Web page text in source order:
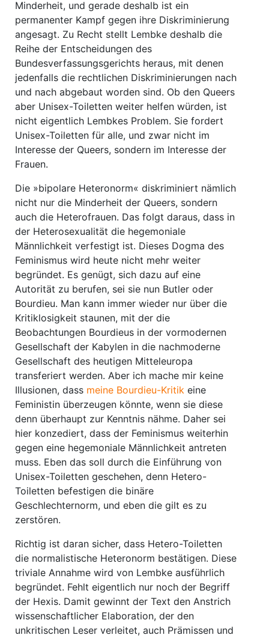
Minderheit, und gerade deshalb ist ein
permanenter Kampf gegen ihre Diskriminierung
angesagt. Zu Recht stellt Lembke deshalb die
Reihe der Entscheidungen des
Bundesverfassungsgerichts heraus, mit denen
jedenfalls die rechtlichen Diskriminierungen nach
und nach abgebaut worden sind. Ob den Queers
aber Unisex-Toiletten weiter helfen würden, ist
nicht eigentlich Lembkes Problem. Sie fordert
Unisex-Toiletten für alle, und zwar nicht im
Interesse der Queers, sondern im Interesse der
Frauen.
Die »bipolare Heteronorm« diskriminiert nämlich
nicht nur die Minderheit der Queers, sondern
auch die Heterofrauen. Das folgt daraus, dass in
der Heterosexualität die hegemoniale
Männlichkeit verfestigt ist. Dieses Dogma des
Feminismus wird heute nicht mehr weiter
begründet. Es genügt, sich dazu auf eine
Autorität zu berufen, sei sie nun Butler oder
Bourdieu. Man kann immer wieder nur über die
Kritiklosigkeit staunen, mit der die
Beobachtungen Bourdieus in der vormodernen
Gesellschaft der Kabylen in die nachmoderne
Gesellschaft des heutigen Mitteleuropa
transferiert werden. Aber ich mache mir keine
Illusionen, dass meine Bourdieu-Kritik eine
Feministin überzeugen könnte, wenn sie diese
denn überhaupt zur Kenntnis nähme. Daher sei
hier konzediert, dass der Feminismus weiterhin
gegen eine hegemoniale Männlichkeit antreten
muss. Eben das soll durch die Einführung von
Unisex-Toiletten geschehen, denn Hetero-
Toiletten befestigen die binäre
Geschlechternorm, und eben die gilt es zu
zerstören.
Richtig ist daran sicher, dass Hetero-Toiletten
die normalistische Heteronorm bestätigen. Diese
triviale Annahme wird von Lembke ausführlich
begründet. Fehlt eigentlich nur noch der Begriff
der Hexis. Damit gewinnt der Text den Anstrich
wissenschaftlicher Elaboration, der den
unkritischen Leser verleitet, auch Prämissen und